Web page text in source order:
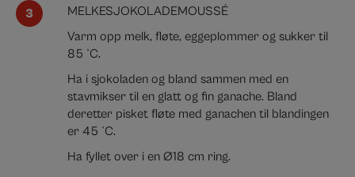
MELKESJOKOLADEMOUSSÉ
Varm opp melk, fløte, eggeplommer og sukker til
85 °C.
Ha i sjokoladen og bland sammen med en
stavmikser til en glatt og fin ganache. Bland
deretter pisket fløte med ganachen til blandingen
er 45 °C.
Ha fyllet over i en Ø18 cm ring.